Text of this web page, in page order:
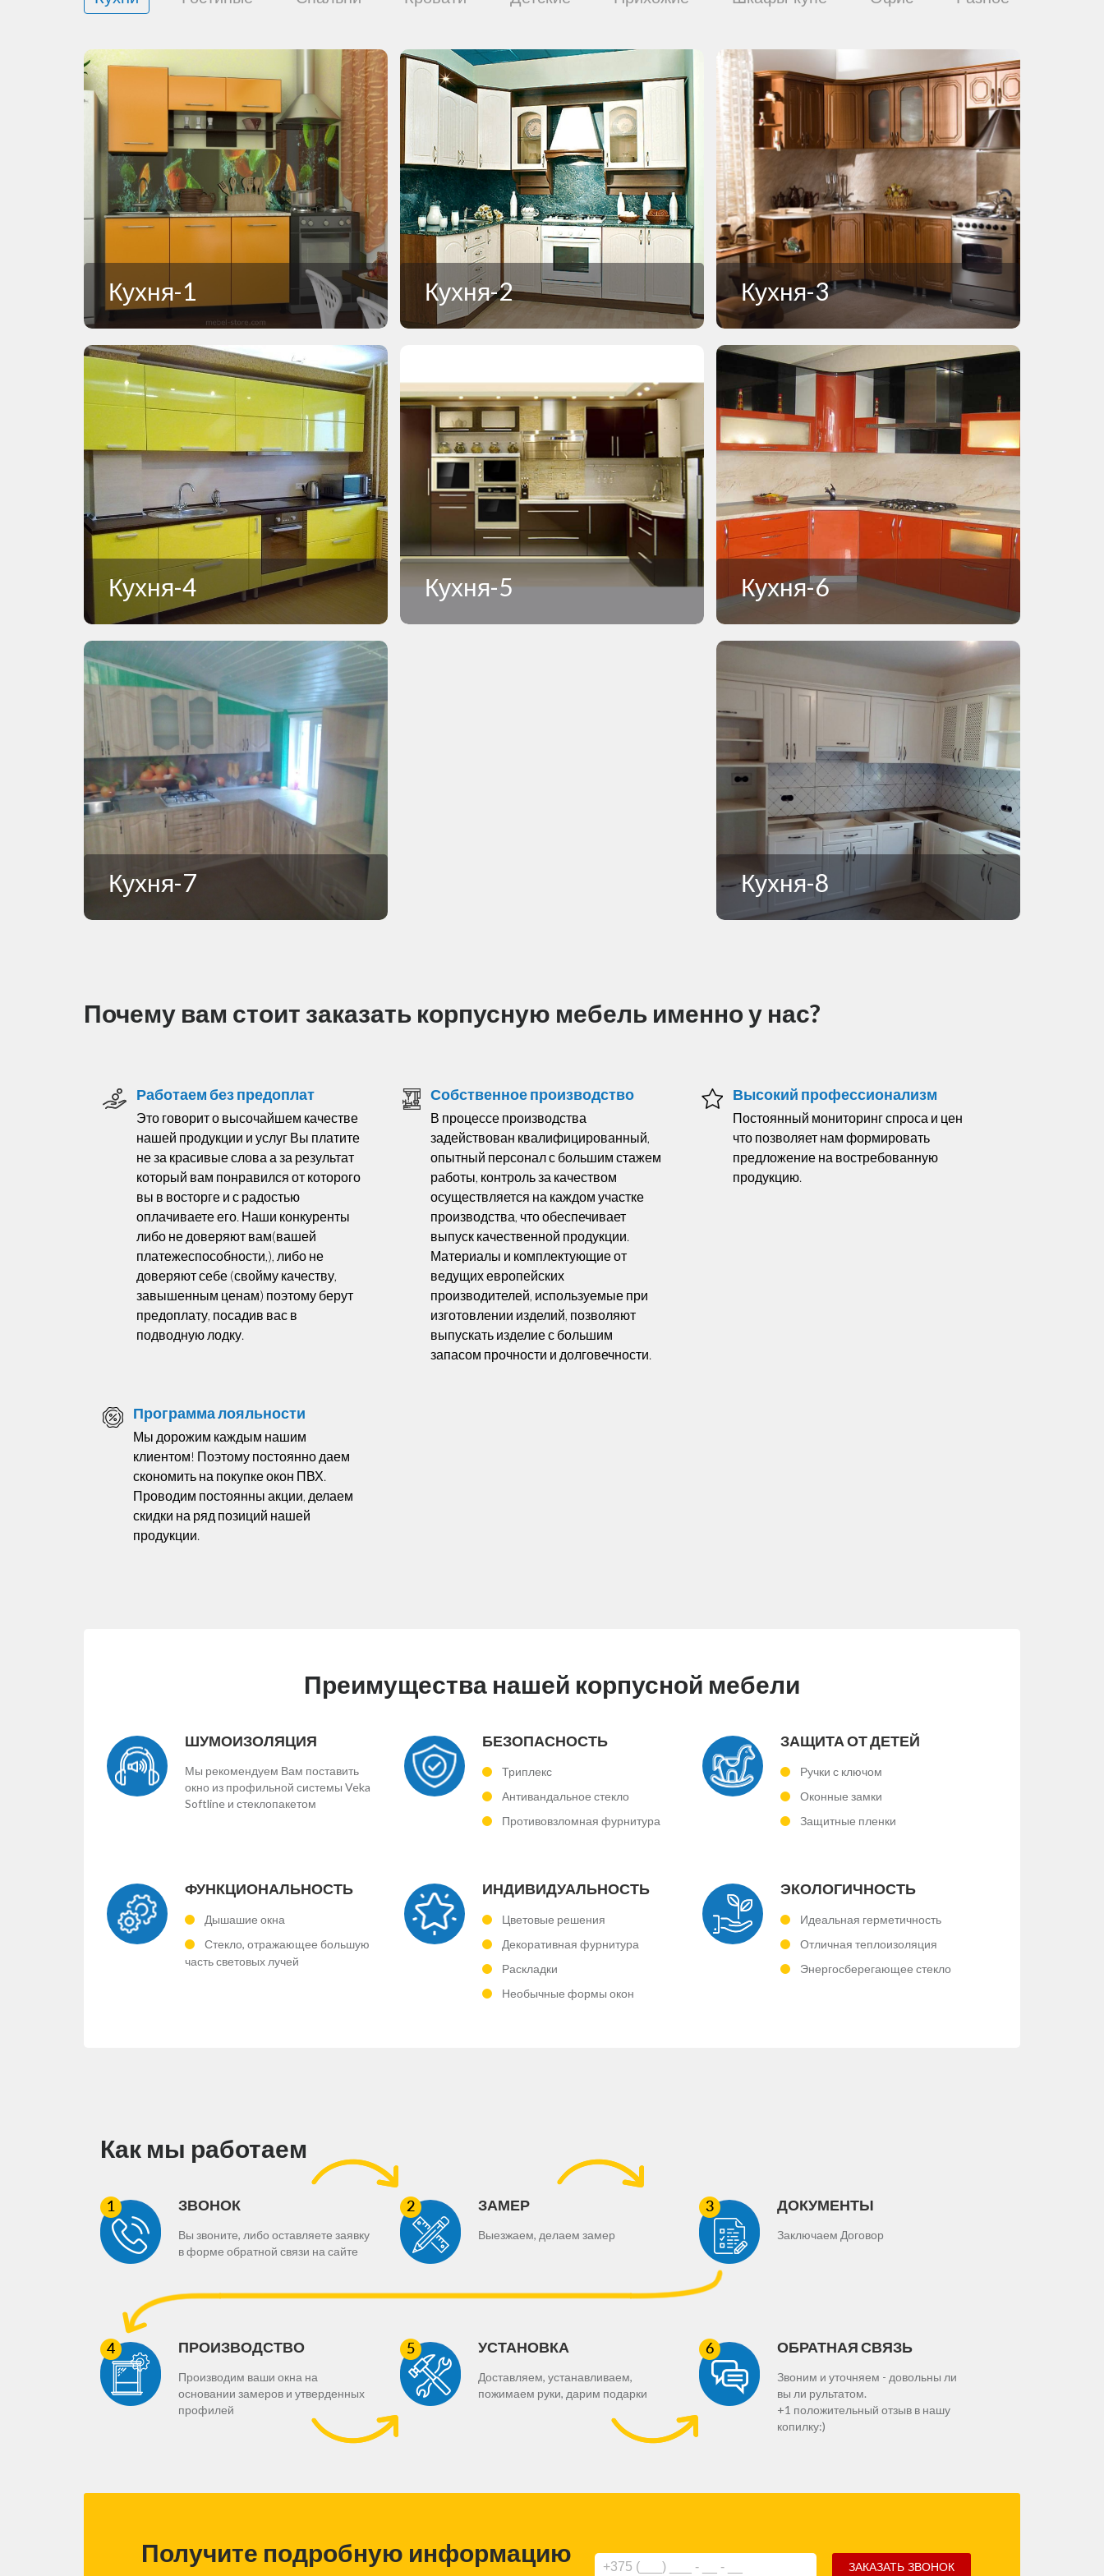
Кухня-1 Кухня-2 Кухня-3
Кухня-4 Кухня-5 Кухня-6
Кухня-7 Кухня-8
Почему вам стоит заказать корпусную мебель именно у нас?
Работаем без предоплат
Это говорит о высочайшем качестве
нашей продукции и услуг Вы платите
не за красивые слова а за результат
который вам понравился от которого
вы в восторге и с радостью
оплачиваете его. Наши конкуренты
либо не доверяют вам(вашей
платежеспособности,), либо не
доверяют себе (свойму качеству,
завышенным ценам) поэтому берут
предоплату, посадив вас в
подводную лодку.
Собственное производство
В процессе производства
задействован квалифицированный,
опытный персонал с большим стажем
работы, контроль за качеством
осуществляется на каждом участке
производства, что обеспечивает
выпуск качественной продукции.
Материалы и комплектующие от
ведущих европейских
производителей, используемые при
изготовлении изделий, позволяют
выпускать изделие с большим
запасом прочности и долговечности.
Высокий профессионализм
Постоянный мониторинг спроса и цен
что позволяет нам формировать
предложение на востребованную
продукцию.
Программа лояльности
Мы дорожим каждым нашим
клиентом! Поэтому постоянно даем
скономить на покупке окон ПВХ.
Проводим постоянны акции, делаем
скидки на ряд позиций нашей
продукции.
Преимущества нашей корпусной мебели
ШУМОИЗОЛЯЦИЯ
Мы рекомендуем Вам поставить
окно из профильной системы Veka
Softline и стеклопакетом
БЕЗОПАСНОСТЬ
Триплекс
Антивандальное стекло
Противовзломная фурнитура
ЗАЩИТА ОТ ДЕТЕЙ
Ручки с ключом
Оконные замки
Защитные пленки
ФУНКЦИОНАЛЬНОСТЬ
Дышашие окна
Стекло, отражающее большую
часть световых лучей
ИНДИВИДУАЛЬНОСТЬ
Цветовые решения
Декоративная фурнитура
Раскладки
Необычные формы окон
ЭКОЛОГИЧНОСТЬ
Идеальная герметичность
Отличная теплоизоляция
Энергосберегающее стекло
Как мы работаем
ЗВОНОК
Вы звоните, либо оставляете заявку
в форме обратной связи на сайте
ЗАМЕР
Выезжаем, делаем замер
ДОКУМЕНТЫ
Заключаем Договор
ПРОИЗВОДСТВО
Производим ваши окна на
основании замеров и утверденных
профилей
УСТАНОВКА
Доставляем, устанавливаем,
пожимаем руки, дарим подарки
ОБРАТНАЯ СВЯЗЬ
Звоним и уточняем - довольны ли
вы ли рультатом.
+1 положительный отзыв в нашу
копилку:)
Получите подробную информацию